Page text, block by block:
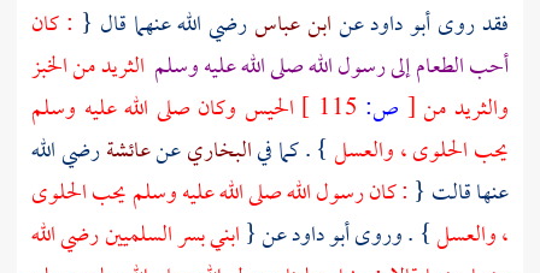
فقد روىأبو داودعنابن عباسرضي الله عنهما قال { : كان
أحب الطعام إلى رسول الله صلى الله عليه وسلم الثريد من الخبز
والثريد من[ ص:
الحيس وكان صلى الله عليه وسلم
يحب الحلوى ، والعسل} . كما فيالبخاريعنعائشةرضي الله
عنها قالت { : كان رسول الله صلى الله عليه وسلم يحب الحلوى
، والعسل} . وروىأبو داودعن {ابنيبسرالسلميين رضي الله